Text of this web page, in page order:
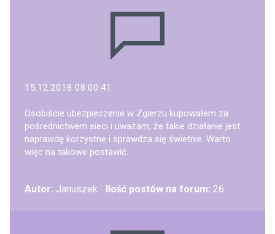
15.12.2018 08:00:41
Osobiście ubezpieczenie w Zgierzu kupowałem za
pośrednictwem sieci i uważam, że takie działanie jest
naprawdę korzystne i sprawdza się świetnie. Warto
więc na takowe postawić.
Autor: Januszek Ilość postów na forum: 26